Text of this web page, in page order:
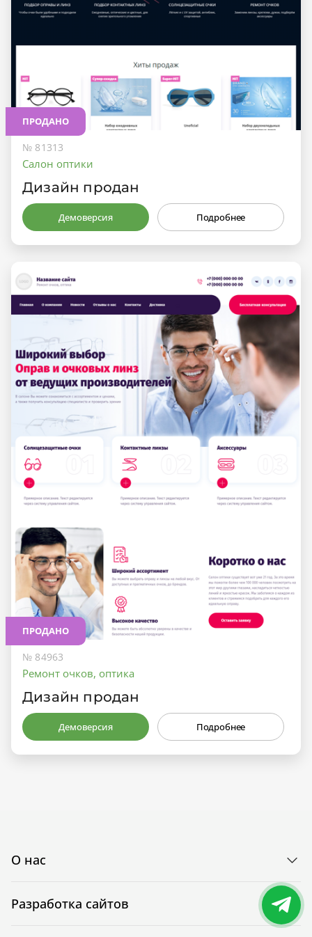
ПРОДАНО
№ 81313
Салон оптики
Дизайн продан
Демоверсия Подробнее
ПРОДАНО
№ 84963
Ремонт очков, оптика
Дизайн продан
Демоверсия Подробнее
О нас
Разработка сайтов